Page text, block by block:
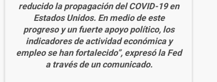
reducido la propagación del COVID-19 en
Estados Unidos. En medio de este
progreso y un fuerte apoyo político, los
indicadores de actividad económica y
empleo se han fortalecido”, expresó la Fed
a través de un comunicado.